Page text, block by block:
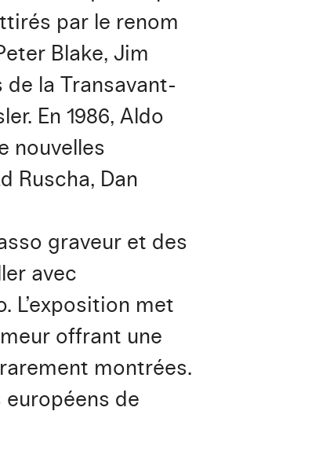
par le renom
Blake, Jim
la Transavant-
En 1986, Aldo
nouvelles
Ruscha, Dan
graveur et des
avec
L’exposition met
offrant une
montrées.
de